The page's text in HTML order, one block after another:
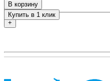
+
В корзину
Купить в 1 клик